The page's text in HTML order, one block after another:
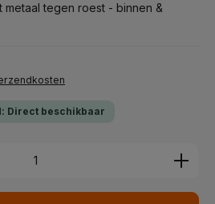
metaal tegen roest - binnen &
Direct beschikbaar
Voer de gewenste